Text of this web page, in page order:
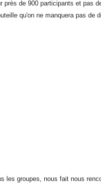
près de 900 participants et pas
qu'on ne manquera pas de
groupes, nous fait nous